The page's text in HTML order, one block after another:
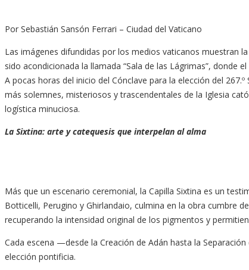
Por Sebastián Sansón Ferrari – Ciudad del Vaticano
Las imágenes difundidas por los medios vaticanos muestran
sido acondicionada la llamada “Sala de las Lágrimas”, donde
A pocas horas del inicio del Cónclave para la elección del
más solemnes, misteriosos y trascendentales de la Iglesia
logística minuciosa.
La Sixtina: arte y catequesis que interpelan al alma
Más que un escenario ceremonial, la Capilla Sixtina es un
Botticelli, Perugino y Ghirlandaio, culmina en la obra cumbre
recuperando la intensidad original de los pigmentos y
Cada escena —desde la Creación de Adán hasta la
elección pontificia.